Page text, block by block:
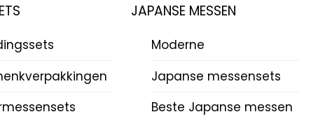
JAPANSE MESSEN
Moderne
Japanse messensets
Beste Japanse messen